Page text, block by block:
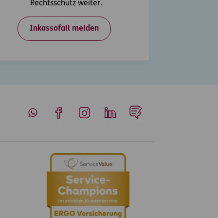
Rechtsschutz weiter.
Inkassofall melden